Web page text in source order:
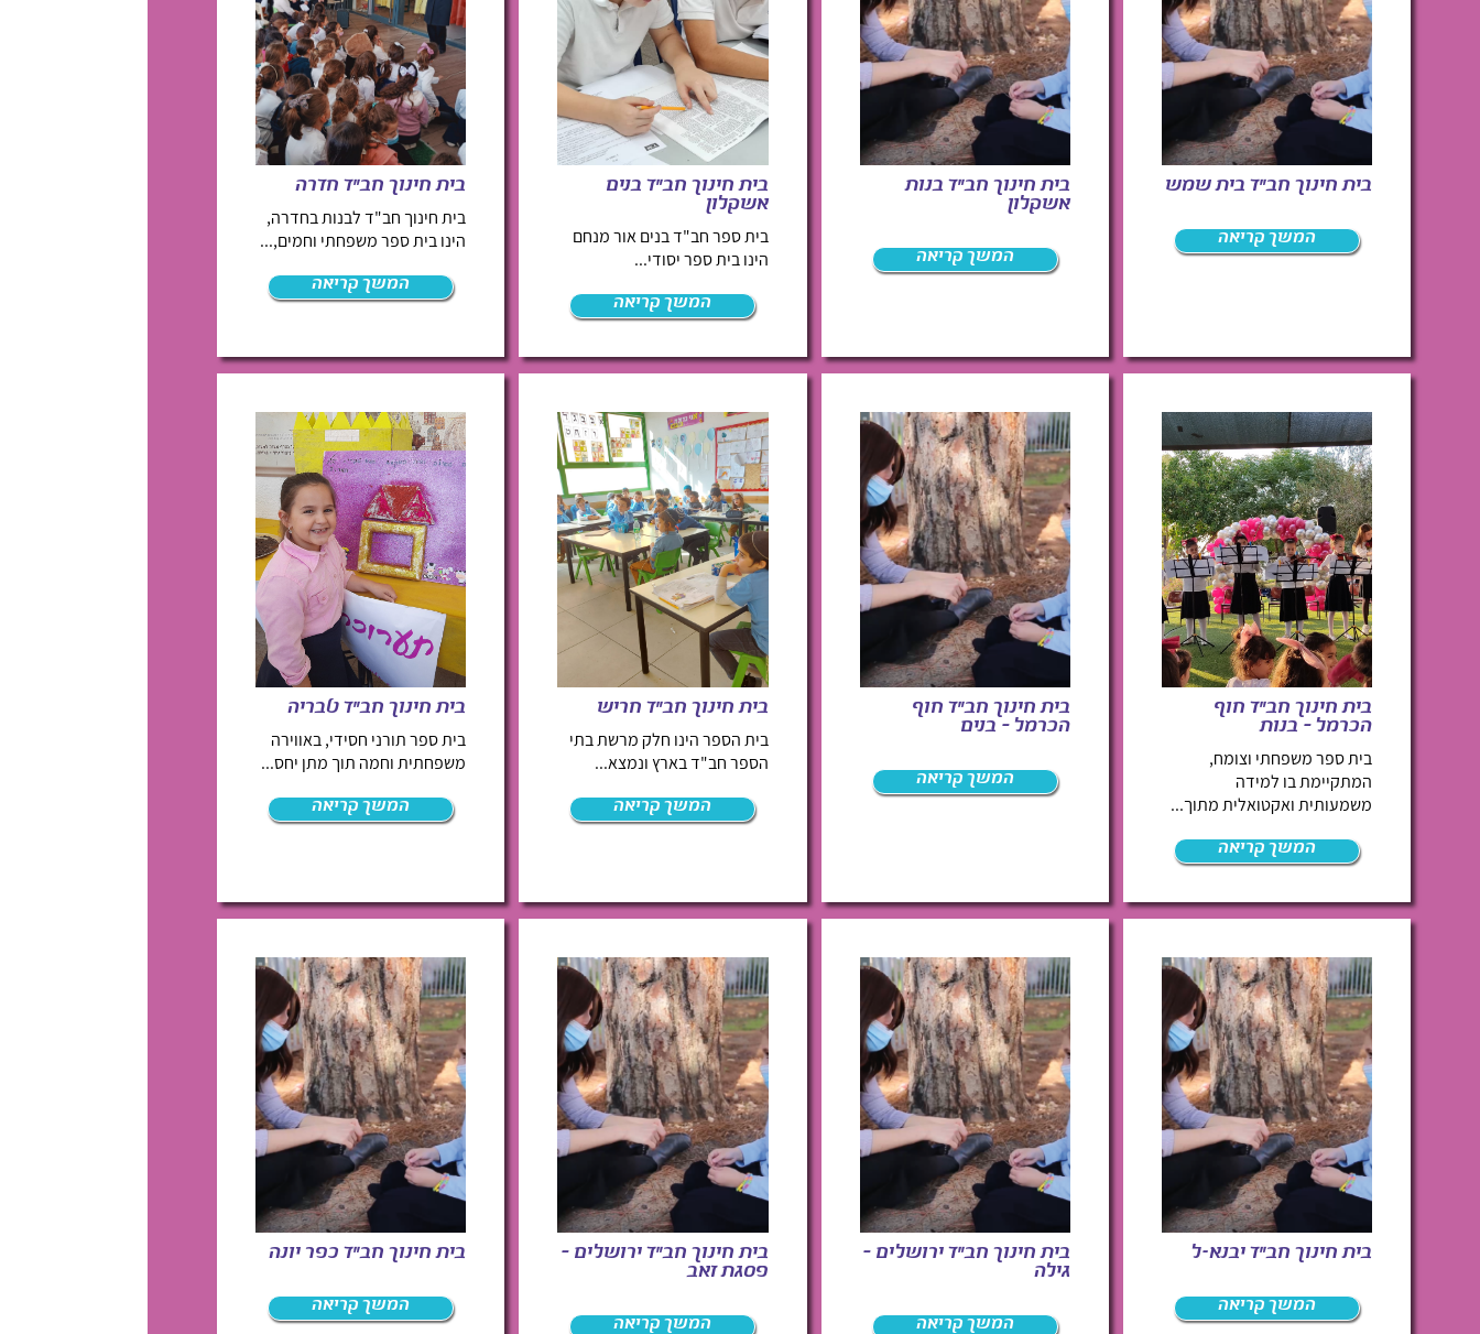
בית חינוך חב"ד בית שמש
המשך קריאה
בית חינוך חב"ד בנות
אשקלון
המשך קריאה
בית חינוך חב"ד בנים
אשקלון
בית ספר חב"ד בנים אור מנחם
הינו בית ספר יסודי...
המשך קריאה
בית חינוך חב"ד חדרה
בית חינוך חב"ד לבנות בחדרה,
הינו בית ספר משפחתי וחמים,...
המשך קריאה
בית חינוך חב"ד חוף
הכרמל – בנות
בית ספר משפחתי וצומח,
המתקיימת בו למידה
משמעותית ואקטואלית מתוך...
המשך קריאה
בית חינוך חב"ד חוף
הכרמל – בנים
המשך קריאה
בית חינוך חב"ד חריש
בית הספר הינו חלק מרשת בתי
הספר חב"ד בארץ ונמצא...
המשך קריאה
בית חינוך חב"ד טבריה
בית ספר תורני חסידי, באווירה
משפחתית וחמה תוך מתן יחס...
המשך קריאה
בית חינוך חב"ד יבנא-ל
המשך קריאה
בית חינוך חב"ד ירושלים –
גילה
המשך קריאה
בית חינוך חב"ד ירושלים –
פסגת זאב
המשך קריאה
בית חינוך חב"ד כפר יונה
המשך קריאה